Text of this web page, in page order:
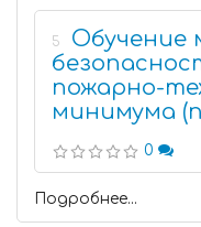
5
Обучение
пожарно-
минимума
0
Подробнее...